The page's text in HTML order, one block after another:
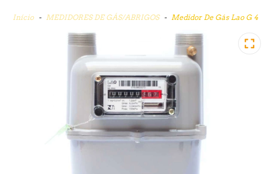
Início - MEDIDORES DE GÁS/ABRIGOS - Medidor De Gás Lao G 4